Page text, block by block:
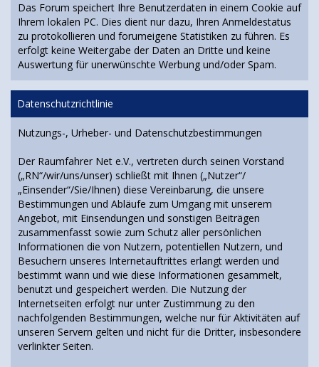
Das Forum speichert Ihre Benutzerdaten in einem Cookie auf
Ihrem lokalen PC. Dies dient nur dazu, Ihren Anmeldestatus
zu protokollieren und forumeigene Statistiken zu führen. Es
erfolgt keine Weitergabe der Daten an Dritte und keine
Auswertung für unerwünschte Werbung und/oder Spam.
Datenschutzrichtlinie
Nutzungs-, Urheber- und Datenschutzbestimmungen
Der Raumfahrer Net e.V., vertreten durch seinen Vorstand
(„RN“/wir/uns/unser) schließt mit Ihnen („Nutzer“/
„Einsender“/Sie/Ihnen) diese Vereinbarung, die unsere
Bestimmungen und Abläufe zum Umgang mit unserem
Angebot, mit Einsendungen und sonstigen Beiträgen
zusammenfasst sowie zum Schutz aller persönlichen
Informationen die von Nutzern, potentiellen Nutzern, und
Besuchern unseres Internetauftrittes erlangt werden und
bestimmt wann und wie diese Informationen gesammelt,
benutzt und gespeichert werden. Die Nutzung der
Internetseiten erfolgt nur unter Zustimmung zu den
nachfolgenden Bestimmungen, welche nur für Aktivitäten auf
unseren Servern gelten und nicht für die Dritter, insbesondere
verlinkter Seiten.